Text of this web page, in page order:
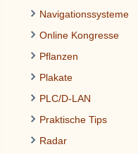
Navigationssysteme
Online Kongresse
Pflanzen
Plakate
PLC/D-LAN
Praktische Tips
Radar